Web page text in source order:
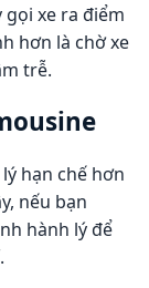
gọi xe ra điểm
hơn là chờ xe
trễ.
hạn chế hơn
nếu bạn
hành lý để